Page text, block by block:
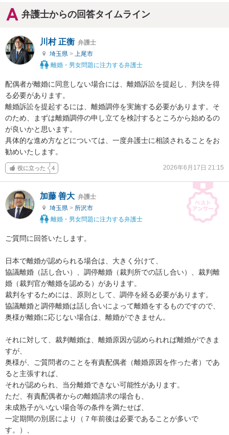
弁護士からの回答タイムライン
川村 正衡 弁護士
埼玉県 >
上尾市
離婚・男女問題に注力する弁護士
配偶者が離婚に同意しない場合には、離婚訴訟を提起し、判決を得
る必要があります。
離婚訴訟を提起するには、離婚調停を実施する必要があります。そ
のため、まずは離婚調停の申し立てを検討するところから始めるの
が良いかと思います。
具体的な進め方などについては、一度弁護士に相談されることをお
勧めいたします。
役に立った 4 2026年6月17日 21:15
加藤 善大 弁護士
埼玉県 > 所沢市
離婚・男女問題に注力する弁護士
ご質問に回答いたします。
日本で離婚が認められる場合は、大きく分けて、
協議離婚（話し合い）、調停離婚（裁判所での話し合い）、裁判離
婚（裁判官が離婚を認める）があります。
裁判をするためには、原則として、調停を経る必要があります。
協議離婚と調停離婚は話し合いによって離婚をするものですので、
奥様が離婚に応じない場合は、離婚ができません。
それに対して、裁判離婚は、離婚原因が認められれば離婚ができま
すが、
奥様が、ご質問者のことを有責配偶者（離婚原因を作った者）であ
ると主張すれば、
それが認められ、当分離婚できない可能性があります。
ただ、有責配偶者からの離婚請求の場合も、
未成熟子がいない場合等の条件を満たせば、
一定期間の別居により（７年前後は必要であることが多いで
す。）、